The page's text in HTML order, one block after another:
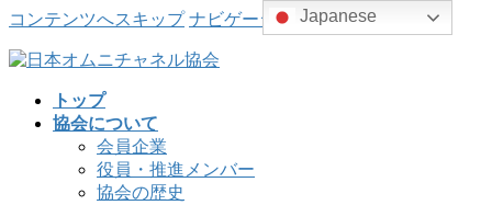
コンテンツへスキップ ナビゲーションに移動
トップ
協会について
会員企業
役員・推進メンバー
協会の歴史
Japanese